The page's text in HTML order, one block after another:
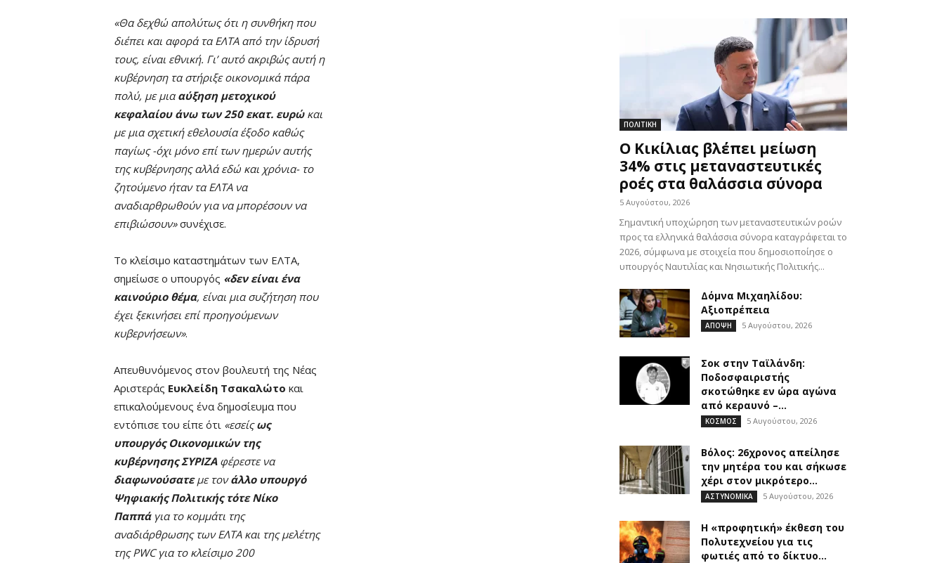
«Θα δεχθώ απολύτως ότι η συνθήκη που
διέπει και αφορά τα ΕΛΤΑ από την ίδρυσή
τους, είναι εθνική. Γι’ αυτό ακριβώς αυτή η
κυβέρνηση τα στήριξε οικονομικά πάρα
πολύ, με μια αύξηση μετοχικού
κεφαλαίου άνω των 250 εκατ. ευρώκαι
με μια σχετική εθελουσία έξοδο καθώς
παγίως -όχι μόνο επί των ημερών αυτής
της κυβέρνησης αλλά εδώ και χρόνια- το
ζητούμενο ήταν τα ΕΛΤΑ να
αναδιαρθρωθούν για να μπορέσουν να
επιβιώσουν»συνέχισε.
Το κλείσιμο καταστημάτων των ΕΛΤΑ,
σημείωσε ο υπουργός «δεν είναι ένα
καινούριο θέμα, είναι μια συζήτηση που
έχει ξεκινήσει επί προηγούμενων
κυβερνήσεων».
Απευθυνόμενος στον βουλευτή της Νέας
Αριστεράς Ευκλείδη Τσακαλώτο και
επικαλούμενους ένα δημοσίευμα που
εντόπισε του είπε ότι «εσείςως
υπουργός Οικονομικών της
κυβέρνησης ΣΥΡΙΖΑφέρεστε να
διαφωνούσατεμε τονάλλο υπουργό
Ψηφιακής Πολιτικής τότε Νίκο
Παππάγια το κομμάτι της
αναδιάρθρωσης των ΕΛΤΑ και της μελέτης
της PWC για το κλείσιμο 200
ΠΟΛΙΤΙΚΗ
O Κικίλιας βλέπει μείωση
34% στις μεταναστευτικές
ροές στα θαλάσσια σύνορα
5 Αυγούστου, 2026
Σημαντική υποχώρηση των μεταναστευτικών ροών
προς τα ελληνικά θαλάσσια σύνορα καταγράφεται το
2026, σύμφωνα με στοιχεία που δημοσιοποίησε ο
υπουργός Ναυτιλίας και Νησιωτικής Πολιτικής...
Δόμνα Μιχαηλίδου:
Αξιοπρέπεια
ΑΠΟΨΗ 5 Αυγούστου, 2026
Σοκ στην Ταϊλάνδη:
Ποδοσφαιριστής
σκοτώθηκε εν ώρα αγώνα
από κεραυνό –...
ΚΟΣΜΟΣ 5 Αυγούστου, 2026
Βόλος: 26χρονος απείλησε
την μητέρα του και σήκωσε
χέρι στον μικρότερο...
ΑΣΤΥΝΟΜΙΚΑ 5 Αυγούστου, 2026
Η «προφητική» έκθεση του
Πολυτεχνείου για τις
φωτιές από το δίκτυο...